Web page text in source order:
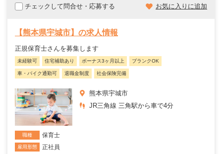
チェックして問合せ・応募する お気に入りに追加
【熊本県宇城市】の求人情報
正規保育士さんを募集します
未経験可 住宅補助あり ボーナス3ヶ月以上 ブランクOK
車・バイク通勤可 退職金制度 社会保険完備
熊本県宇城市
JR三角線 三角駅から車で4分
職種 保育士
雇用形態 正社員